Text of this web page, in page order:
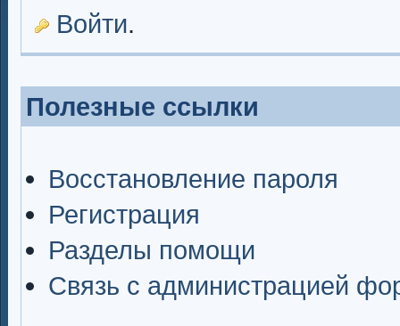
Войти.
Полезные ссылки
Восстановление пароля
Регистрация
Разделы помощи
Связь с администрацией